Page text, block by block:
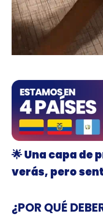
🌟Una capa de
verás, pero
¿POR QUÉ